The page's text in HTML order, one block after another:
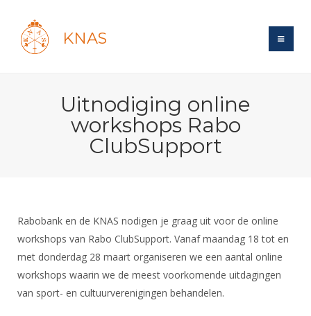
KNAS
Forums
Maandelijks archief
Evenement
Reglementen
Ledencijfers
Sponsors en Partners
Schermen
Recreatiesport
Veteranen
Lichtzwaardschermen
Nieuws
NK's
Oranje
Voor de jeugd
Spreekbeurtpakket
Ouders en vereniging
Schermforum
Zoek Vereniging
Contact
Uitnodiging online
workshops Rabo
ClubSupport
Rabobank en de KNAS nodigen je graag uit voor de online
workshops van Rabo ClubSupport. Vanaf maandag 18 tot en
met donderdag 28 maart organiseren we een aantal online
workshops waarin we de meest voorkomende uitdagingen
van sport- en cultuurverenigingen behandelen.